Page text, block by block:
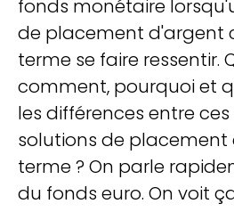
fonds monétaire
de placement d'argent
terme se faire ressentir.
comment, pourquoi et
les différences entre
solutions de placement
terme ? On parle
du fonds euro. On voit